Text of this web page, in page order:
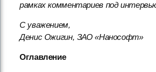
рамках комментариев под
С уважением,
Денис Ожигин, ЗАО «Нанософт»
Оглавление